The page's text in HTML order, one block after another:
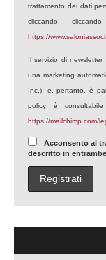
trattamento dei dati
cliccando
https://
Il servizio di
una marketing
Inc.), e, pertanto, è
policy è
https://mailchimp.com/
Acconsento al
descritto in